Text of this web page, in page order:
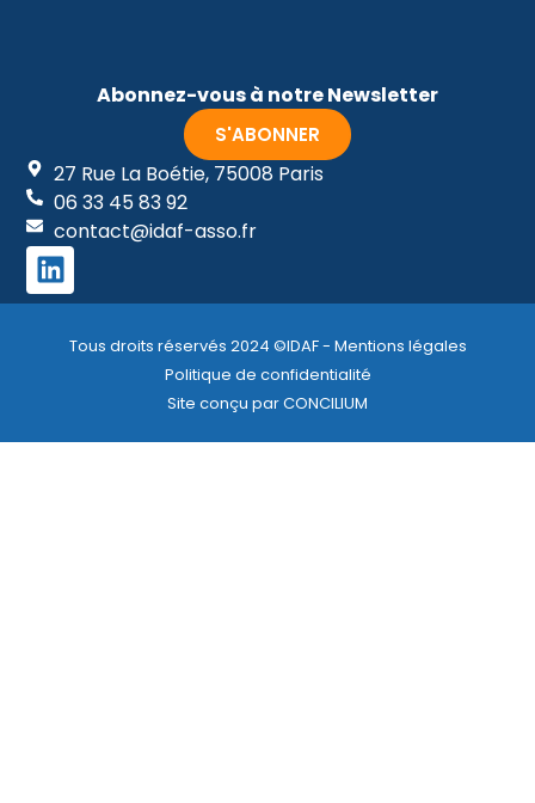
Abonnez-vous à notre Newsletter
S'ABONNER
27 Rue La Boétie, 75008 Paris
06 33 45 83 92
contact@idaf-asso.fr
Tous droits réservés 2024 ©IDAF - Mentions légales
Politique de confidentialité
Site conçu par CONCILIUM